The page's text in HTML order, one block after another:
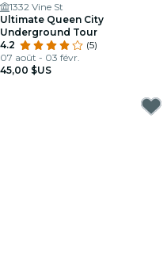
1332 Vine St
Ultimate Queen City
Underground Tour
4.2
(5)
07 août - 03 févr.
45,00 $US